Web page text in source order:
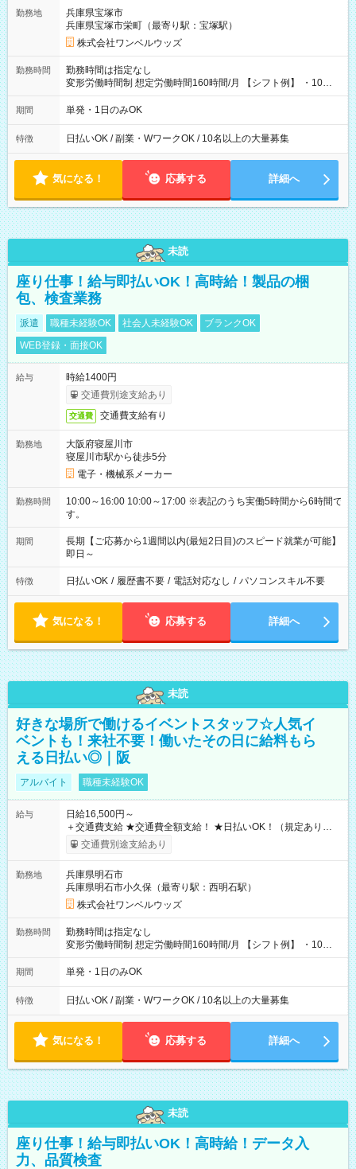
勤務地
兵庫県宝塚市
兵庫県宝塚市栄町（最寄り駅：宝塚駅）
株式会社ワンベルウッズ
勤務時間
勤務時間は指定なし
変形労働時間制 想定労働時間160時間/月 【シフト例】 ・10：
00～20：00
期間 単発・1日のみOK
特徴 日払いOK / 副業・WワークOK / 10名以上の大量募集
気になる！ 応募する 詳細へ
未読
座り仕事！給与即払いOK！高時給！製品の梱
包、検査業務
派遣 職種未経験OK 社会人未経験OK
ブランクOK
WEB登録・面接OK
給与
時給1400円
交通費別途支給あり
交通費 交通費支給有り
勤務地
大阪府寝屋川市
寝屋川市駅から徒歩5分
電子・機械系メーカー
勤務時間
10:00～16:00 10:00～17:00 ※表記のうち実働5時間から6時間で
す。
期間
長期【ご応募から1週間以内(最短2日目)のスピード就業が可能】
即日～
特徴 日払いOK / 履歴書不要 / 電話対応なし / パソコンスキル不要
気になる！ 応募する 詳細へ
未読
好きな場所で働けるイベントスタッフ☆人気イ
ベントも！来社不要！働いたその日に給料もら
える日払い◎｜阪
アルバイト 職種未経験OK
給与
日給16,500円～
＋交通費支給 ★交通費全額支給！ ★日払いOK！（規定あり） ┗
働いたその日に現金GET♪ お仕事後はコンビニATMから 日払
交通費別途支給あり
勤務地
兵庫県明石市
兵庫県明石市小久保（最寄り駅：西明石駅）
株式会社ワンベルウッズ
勤務時間
勤務時間は指定なし
変形労働時間制 想定労働時間160時間/月 【シフト例】 ・10：
00～20：00
期間 単発・1日のみOK
特徴 日払いOK / 副業・WワークOK / 10名以上の大量募集
気になる！ 応募する 詳細へ
未読
座り仕事！給与即払いOK！高時給！データ入
力、品質検査